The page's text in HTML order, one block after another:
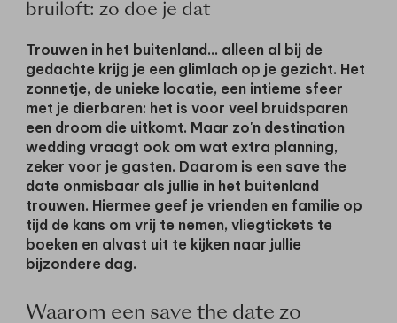
bruiloft: zo doe je dat
Trouwen in het buitenland… alleen al bij de
gedachte krijg je een glimlach op je gezicht. Het
zonnetje, de unieke locatie, een intieme sfeer
met je dierbaren: het is voor veel bruidsparen
een droom die uitkomt. Maar zo'n destination
wedding vraagt ook om wat extra planning,
zeker voor je gasten. Daarom is een save the
date onmisbaar als jullie in het buitenland
trouwen. Hiermee geef je vrienden en familie op
tijd de kans om vrij te nemen, vliegtickets te
boeken en alvast uit te kijken naar jullie
bijzondere dag.
Waarom een save the date zo